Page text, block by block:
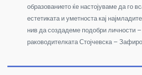
образованието ќе настојуваме да го
естетиката и уметноста кај
нив да создадеме подобри личности
раководителката Стојчевска –